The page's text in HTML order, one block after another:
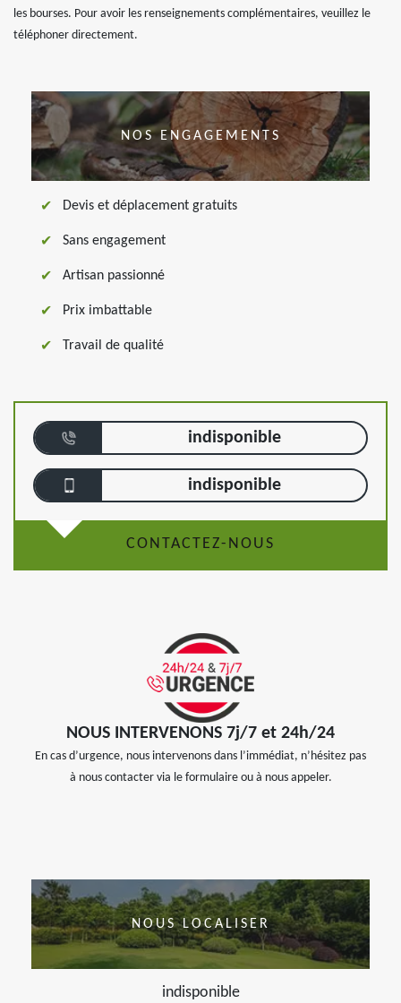
les bourses. Pour avoir les renseignements complémentaires, veuillez le
téléphoner directement.
NOS ENGAGEMENTS
Devis et déplacement gratuits
Sans engagement
Artisan passionné
Prix imbattable
Travail de qualité
indisponible
indisponible
CONTACTEZ-NOUS
NOUS INTERVENONS 7j/7 et 24h/24
En cas d’urgence, nous intervenons dans l’immédiat, n’hésitez pas
à nous contacter via le formulaire ou à nous appeler.
NOUS LOCALISER
indisponible